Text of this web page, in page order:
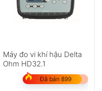
Máy đo vi khí hậu Delta
Ohm HD32.1
Đã bán 899